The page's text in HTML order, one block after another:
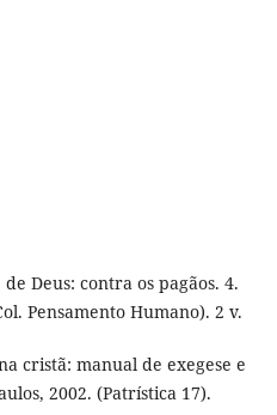
Deus: contra os pagãos. 4.
Pensamento Humano). 2 v.
cristã: manual de exegese e
2002. (Patrística 17).